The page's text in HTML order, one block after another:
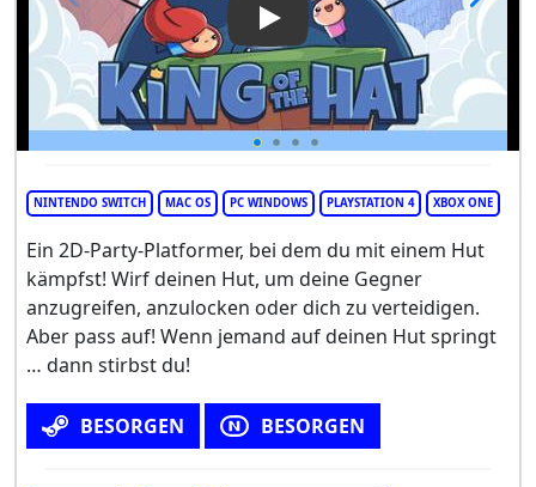
Play Video: King of the Hat
NINTENDO SWITCH MAC OS PC WINDOWS PLAYSTATION 4 XBOX ONE
Ein 2D-Party-Platformer, bei dem du mit einem Hut
kämpfst! Wirf deinen Hut, um deine Gegner
anzugreifen, anzulocken oder dich zu verteidigen.
Aber pass auf! Wenn jemand auf deinen Hut springt
… dann stirbst du!
BESORGEN BESORGEN